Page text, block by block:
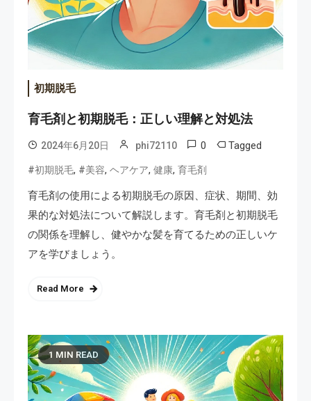
初期脱毛
育毛剤と初期脱毛：正しい理解と対処法
2024年6月20日 phi72110 0 Tagged
#初期脱毛, #美容, ヘアケア, 健康, 育毛剤
育毛剤の使用による初期脱毛の原因、症状、期間、効
果的な対処法について解説します。育毛剤と初期脱毛
の関係を理解し、健やかな髪を育てるための正しいケ
アを学びましょう。
Read More
1 MIN READ